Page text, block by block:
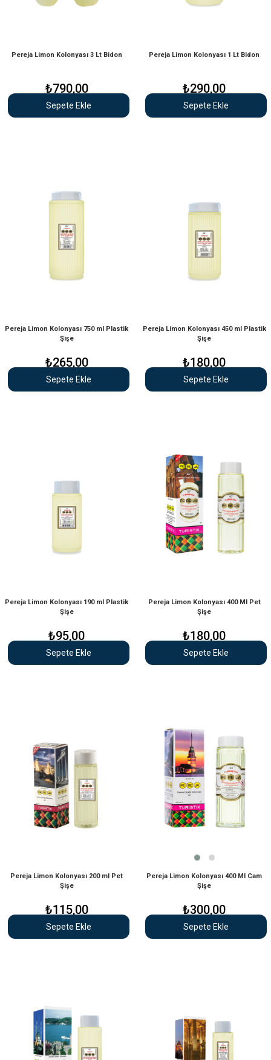
Pereja Limon Kolonyası 3 Lt Bidon
₺790,00
Sepete Ekle
Pereja Limon Kolonyası 1 Lt Bidon
₺290,00
Sepete Ekle
Pereja Limon Kolonyası 750 ml Plastik
Şişe
₺265,00
Sepete Ekle
Pereja Limon Kolonyası 450 ml Plastik
Şişe
₺180,00
Sepete Ekle
Pereja Limon Kolonyası 190 ml Plastik
Şişe
₺95,00
Sepete Ekle
Pereja Limon Kolonyası 400 Ml Pet
Şişe
₺180,00
Sepete Ekle
Pereja Limon Kolonyası 200 ml Pet
Şişe
₺115,00
Sepete Ekle
Pereja Limon Kolonyası 400 Ml Cam
Şişe
₺300,00
Sepete Ekle